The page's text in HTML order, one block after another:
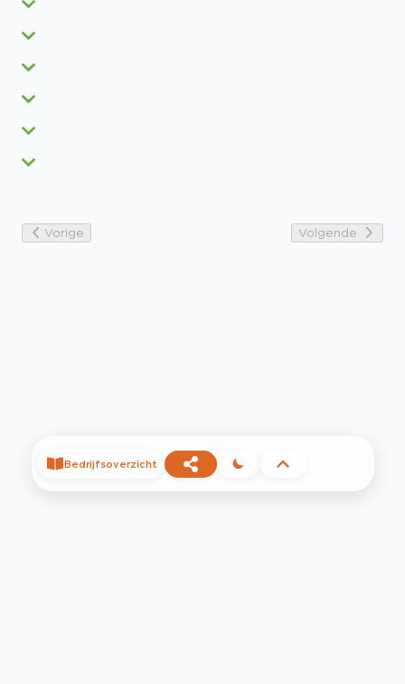
Vorige Volgende
Bedrijfsoverzicht